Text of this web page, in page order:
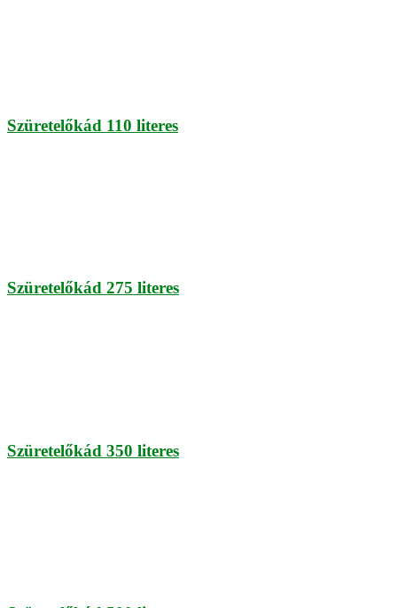
Szüretelőkád 110 literes
Szüretelőkád 275 literes
Szüretelőkád 350 literes